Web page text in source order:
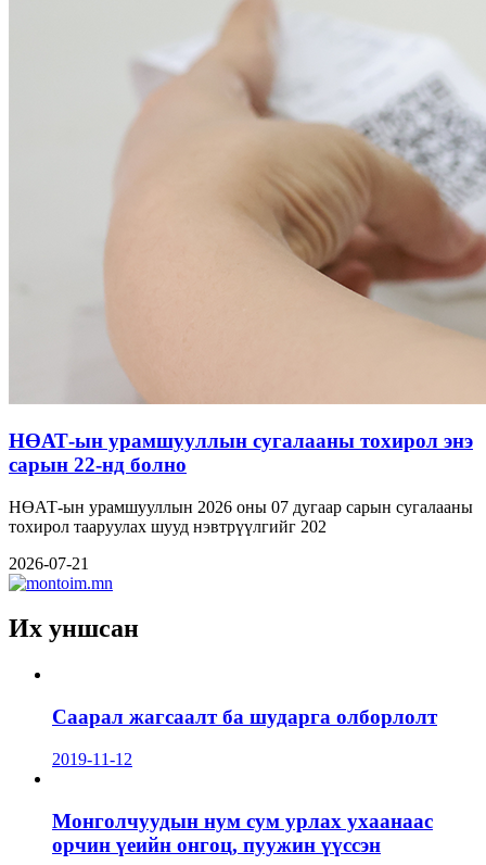
НӨАТ-ын урамшууллын сугалааны тохирол энэ
сарын 22-нд болно
НӨАТ-ын урамшууллын 2026 оны 07 дугаар сарын сугалааны
тохирол тааруулах шууд нэвтрүүлгийг 202
2026-07-21
Их уншсан
Саарал жагсаалт ба шударга олборлолт
2019-11-12
Монголчуудын нум сум урлах ухаанаас
орчин үеийн онгоц, пуужин үүссэн